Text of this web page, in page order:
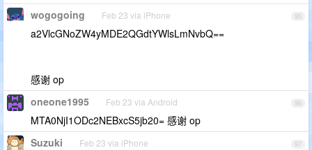
95
wogogoing Feb 23 via iPhone
a2VlcGNoZW4yMDE2QGdtYWlsLmNvbQ==
感谢 op
96
oneone1995 Feb 23 via Android
MTA0NjI1ODc2NEBxcS5jb20= 感谢 op
97
Suzuki Feb 23 via iPhone